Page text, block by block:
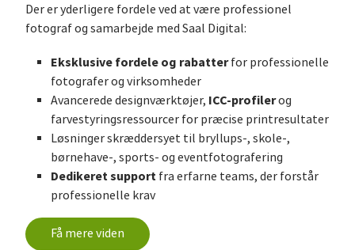
Der er yderligere fordele ved at være professionel
fotograf og samarbejde med Saal Digital:
Eksklusive fordele og rabatterfor professionelle
fotografer og virksomheder
Avancerede designværktøjer, ICC-profilerog
farvestyringsressourcer for præcise printresultater
Løsninger skræddersyet til bryllups-, skole-,
børnehave-, sports- og eventfotografering
Dedikeret support fra erfarne teams, der forstår
professionelle krav
Få mere viden